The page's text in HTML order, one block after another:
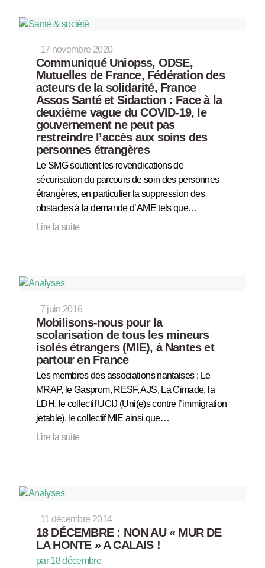
17 novembre 2020
Communiqué Uniopss, ODSE,
Mutuelles de France, Fédération des
acteurs de la solidarité, France
Assos Santé et Sidaction : Face à la
deuxième vague du COVID-19, le
gouvernement ne peut pas
restreindre l’accès aux soins des
personnes étrangères
Le SMG soutient les revendications de
sécurisation du parcours de soin des personnes
étrangères, en particulier la suppression des
obstacles à la demande d’AME tels que…
Lire la suite
7 juin 2016
Mobilisons-nous pour la
scolarisation de tous les mineurs
isolés étrangers (MIE), à Nantes et
partour en France
Les membres des associations nantaises : Le
MRAP, le Gasprom, RESF, AJS, La Cimade, la
LDH, le collectif UCIJ (Uni(e)s contre l’immigration
jetable), le collectif MIE ainsi que…
Lire la suite
11 décembre 2014
18 DÉCEMBRE : NON AU « MUR DE
LA HONTE » A CALAIS !
par 18 décembre